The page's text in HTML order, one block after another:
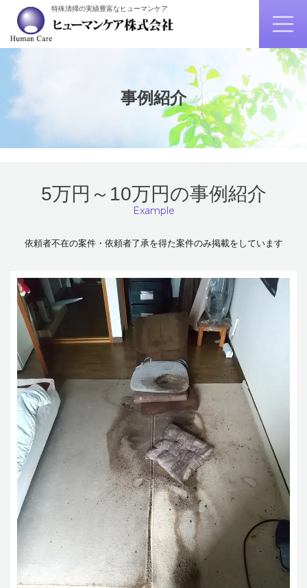
特殊清掃の実績豊富なヒューマンケア
事例紹介
5万円～10万円の事例紹介
Example
依頼者不在の案件・依頼者了承を得た案件のみ掲載をしています